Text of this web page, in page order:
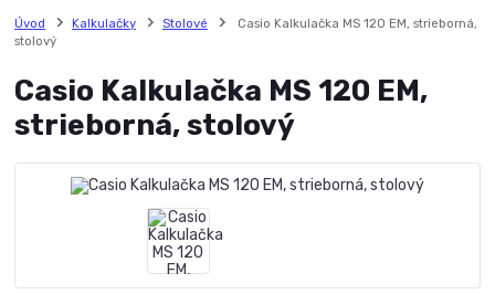
Úvod Kalkulačky Stolové
Casio Kalkulačka MS 120 EM, strieborná,
stolový
Casio Kalkulačka MS 120 EM,
strieborná, stolový